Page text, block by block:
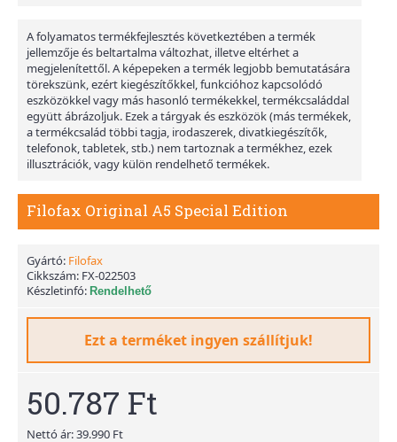
A folyamatos termékfejlesztés következtében a termék
jellemzője és beltartalma változhat, illetve eltérhet a
megjelenítettől. A képepeken a termék legjobb bemutatására
törekszünk, ezért kiegészítőkkel, funkcióhoz kapcsolódó
eszközökkel vagy más hasonló termékekkel, termékcsaláddal
együtt ábrázoljuk. Ezek a tárgyak és eszközök (más termékek,
a termékcsalád többi tagja, irodaszerek, divatkiegészítők,
telefonok, tabletek, stb.) nem tartoznak a termékhez, ezek
illusztrációk, vagy külön rendelhető termékek.
Filofax Original A5 Special Edition
Gyártó: Filofax
Cikkszám: FX-022503
Készletinfó: Rendelhető
Ezt a terméket ingyen szállítjuk!
50.787 Ft
Nettó ár: 39.990 Ft